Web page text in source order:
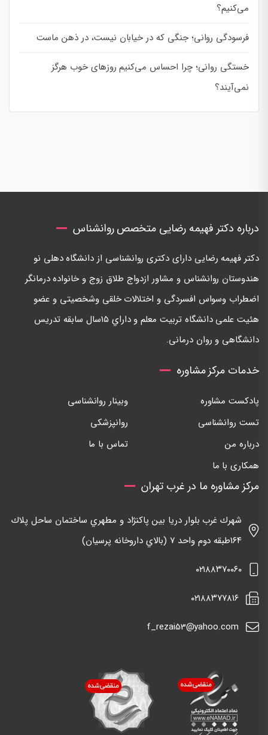
می‌کنیم؟
فرسودگی روانی؛ جنگی که در خیابان نیست، در ذهن ماست
خستگی روانی؛ چرا احساس می‌کنیم روزهای خوب هرگز
نمی‌آیند؟
درباره دکتر فهیمه رضایی متخصص روانشناس
دكتر فهيمه رضايی دارای دكتری روانشناسی از دانشگاه دهلی نو
هندوستان روانشناس و مشاور ازدواج طلاق زوج و خانواده درمانگر
اضطراب وسواس افسردگی و اختلالات خلقی وشخصيتی و عضو
هئيت علمی دانشگاه تربيت معلم و داراي ١٥سال سابقه تدريس
دانشگاهی و روان درمانی.
خدمات مرکز مشاوره
پادکست مشاوره
وبینار روانشناسی
تست روانشناسی
روانپزشکی
درباره من
تماس با ما
همکاری با ما
مرکز مشاوره ما در غرب تهران
شهرك غرب بلوار دريا بين پاكنژاد و مطهري ساختمان ساحل پلاك
١٦٤طبقه دوم واحد ٧ (بالاي داروخانه پرسيان)
٠٢١٨٨٣٧٠٠٦٠
٠٢١٨٨٣٧٧٨١٦
f_rezai53@yahoo.com